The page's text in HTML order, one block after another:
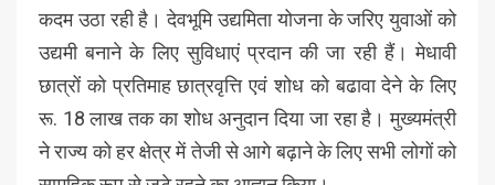
कदम उठा रही है। देवभूमि उद्यमिता योजना के जरिए युवाओं को
उद्यमी बनाने के लिए सुविधाएं प्रदान की जा रही हैं। मेधावी
छात्रों को प्रतिमाह छात्रवृत्ति एवं शोध को बढावा देने के लिए
रू. 18 लाख तक का शोध अनुदान दिया जा रहा है। मुख्यमंत्री
ने राज्य को हर क्षेत्र में तेजी से आगे बढ़ाने के लिए सभी लोगों को